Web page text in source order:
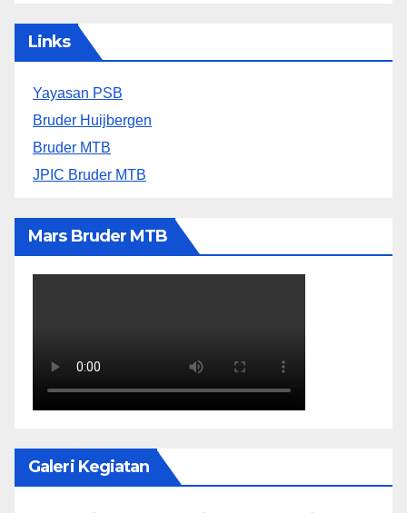
Links
Yayasan PSB
Bruder Huijbergen
Bruder MTB
JPIC Bruder MTB
Mars Bruder MTB
Galeri Kegiatan